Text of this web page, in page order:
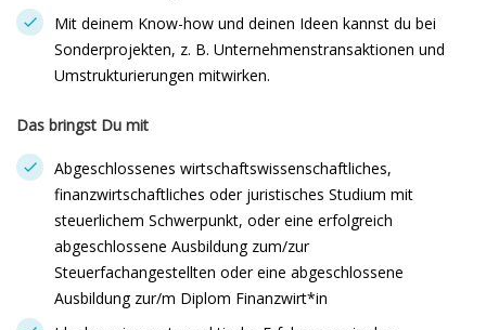
Mit deinem Know-how und deinen Ideen kannst du bei
Sonderprojekten, z. B. Unternehmenstransaktionen und
Umstrukturierungen mitwirken.
Das bringst Du mit
Abgeschlossenes wirtschaftswissenschaftliches,
finanzwirtschaftliches oder juristisches Studium mit
steuerlichem Schwerpunkt, oder eine erfolgreich
abgeschlossene Ausbildung zum/zur
Steuerfachangestellten oder eine abgeschlossene
Ausbildung zur/m Diplom Finanzwirt*in